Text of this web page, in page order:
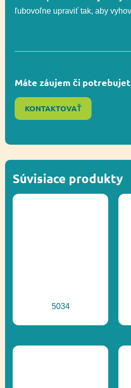
ľubovoľne upraviť tak, aby
Máte záujem či
KONTAKTOVAŤ
Súvisiace produkty
5034